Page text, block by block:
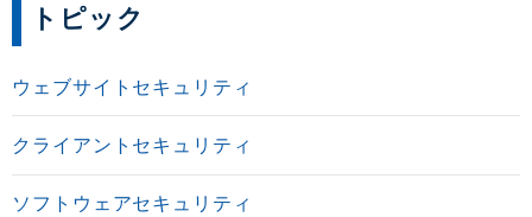
トピック
ウェブサイトセキュリティ
クライアントセキュリティ
ソフトウェアセキュリティ